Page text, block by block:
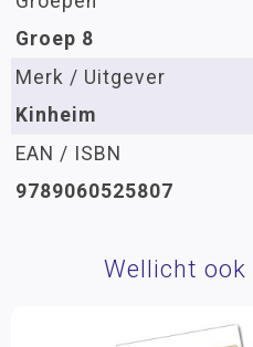
Groep 8
Merk / Uitgever
Kinheim
EAN / ISBN
9789060525807
Wellicht ook